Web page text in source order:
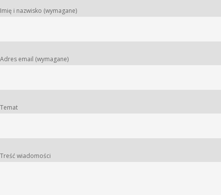
Imię i nazwisko (wymagane)
Adres email (wymagane)
Temat
Treść wiadomości